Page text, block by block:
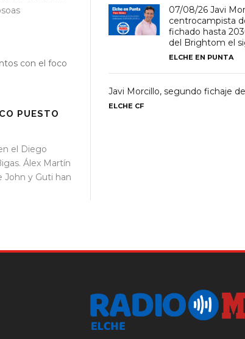
PUESTO
el Diego
Álex Martín
John y Guti han
07/08/26 Javi
centrocampista
fichado hasta
del Brightom el
ELCHE EN PUNTA
Javi Morcillo, segundo fichaje
ELCHE CF